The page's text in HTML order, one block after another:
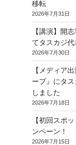
移転
2026年7月31日
【講演】開
てタスカジ
2026年7月30日
【メディア
ープ』にタ
しました
2026年7月18日
【初回スポ
ンペーン！
2026年7月15日